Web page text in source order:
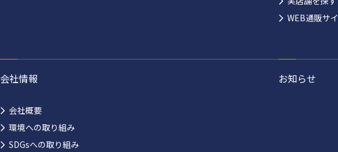
WEB通販サ
会社情報
会社概要
環境への取り組み
SDGsへの取り組み
お知らせ